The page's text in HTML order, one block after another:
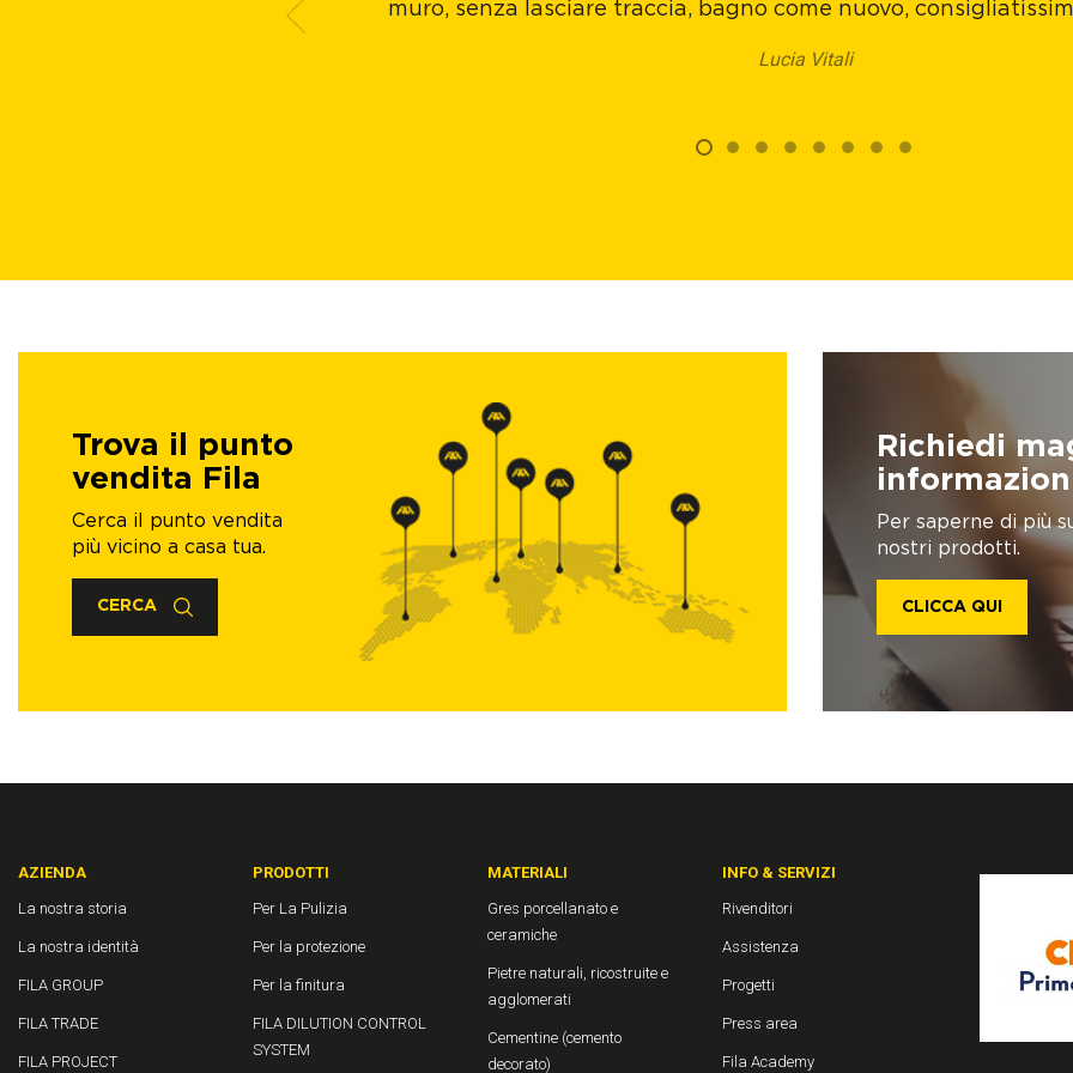
muro, senza lasciare traccia, bagno come nuovo,
Lucia Vitali
Trova il punto
vendita Fila
Cerca il punto vendita
più vicino a casa tua.
CERCA
Richiedi
Per saperne di più
nostri prodotti.
CLICCA QUI
AZIENDA
La nostra storia
La nostra identità
FILA GROUP
FILA TRADE
FILA PROJECT
PRODOTTI
Per La Pulizia
Per la protezione
Per la finitura
FILA DILUTION CONTROL
SYSTEM
MATERIALI
Gres porcellanato e
ceramiche
Pietre naturali, ricostruite e
agglomerati
Cementine (cemento
decorato)
INFO & SERVIZI
Rivenditori
Assistenza
Progetti
Press area
Fila Academy